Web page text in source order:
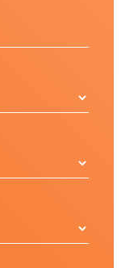
ประเทศ ค้นหา
และเริ่มการเดิน